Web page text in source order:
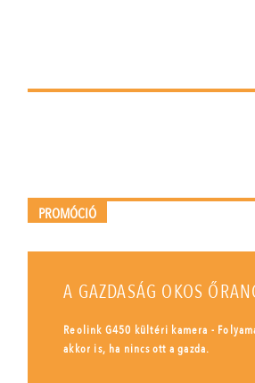
PROMÓCIÓ
A GAZDASÁG OKOS
Reolink G450 kültéri kamera -
akkor is, ha nincs ott a gazda.